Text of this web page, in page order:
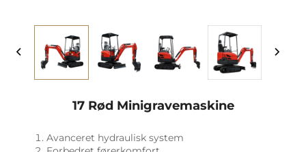
17 Rød Minigravemaskine
Avanceret hydraulisk system